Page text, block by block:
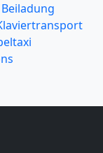
Beiladung